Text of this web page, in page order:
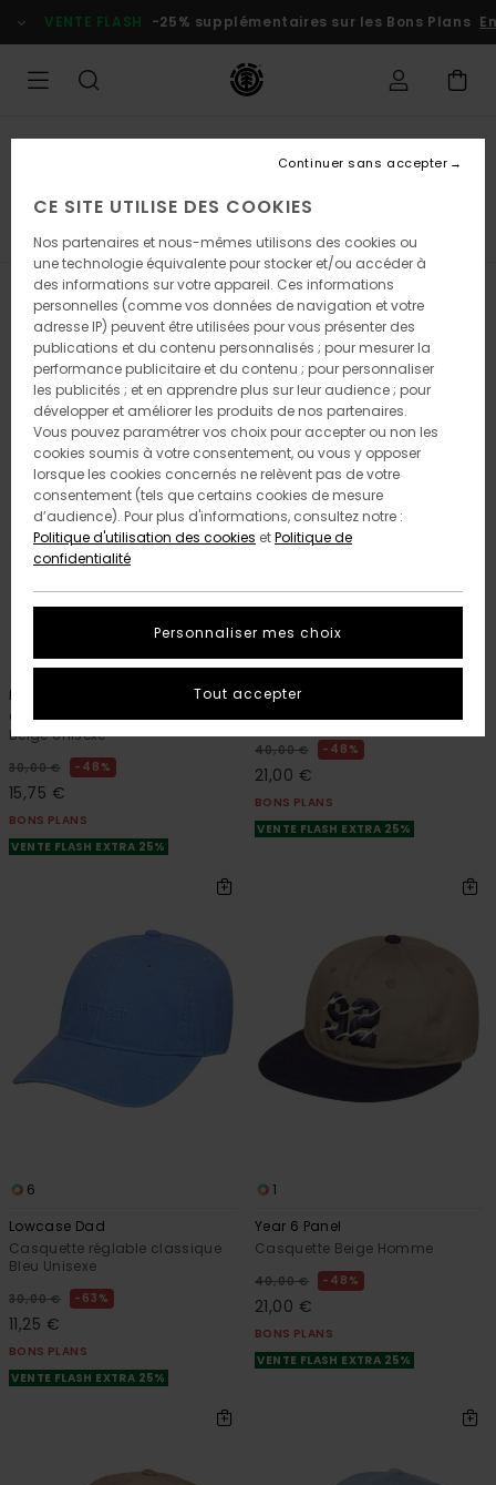
la
des
VENTE FLASH -25% supplémentaires sur les Bons Plans
Chapeaux & Casquettes Chaussettes
Filtrer & Trier Resultats
Passer
critères
filtrage
recherche
6
Lowcase Dad
Casquette réglable classique
Beige Unisexe
30,00 € 48%
15,75 €
BONS PLANS
VENTE FLASH EXTRA 25%
1
Timber
Casquette Noir Homme
40,00 € 48%
21,00 €
BONS PLANS
VENTE FLASH EXTRA 25%
6
Lowcase Dad
Casquette réglable classique
Bleu Unisexe
30,00 € 63%
11,25 €
BONS PLANS
VENTE FLASH EXTRA 25%
1
Year 6 Panel
Casquette Beige Homme
40,00 € 48%
21,00 €
BONS PLANS
VENTE FLASH EXTRA 25%
CE SITE UTILISE DES COOKIES
Nos partenaires et nous-mêmes utilisons des cookies ou
une technologie équivalente pour stocker et/ou accéder à
des informations sur votre appareil. Ces informations
personnelles (comme vos données de navigation et votre
adresse IP) peuvent être utilisées pour vous présenter des
publications et du contenu personnalisés ; pour mesurer la
performance publicitaire et du contenu ; pour personnaliser
les publicités ; et en apprendre plus sur leur audience ; pour
développer et améliorer les produits de nos partenaires.
Vous pouvez paramétrer vos choix pour accepter ou non les
cookies soumis à votre consentement, ou vous y opposer
lorsque les cookies concernés ne relèvent pas de votre
consentement (tels que certains cookies de mesure
d’audience). Pour plus d'informations, consultez notre :
Politique d'utilisation des cookies etPolitique de
confidentialité
Personnaliser mes choix
Continuer sans accepter
Tout accepter